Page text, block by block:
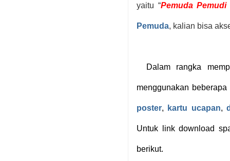
yaitu “Pemuda
Pemuda, kalian bisa
Dalam rangka
menggunakan
poster, kartu ucapan,
Untuk link download
berikut.